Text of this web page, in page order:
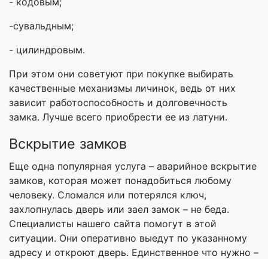
-сувальдным;
- цилиндровым.
При этом они советуют при покупке выбирать
качественные механизмы личинок, ведь от них
зависит работоспособность и долговечность
замка. Лучше всего приобрести ее из латуни.
Вскрытие замков
Еще одна популярная услуга – аварийное вскрытие
замков, которая может понадобиться любому
человеку. Сломался или потерялся ключ,
захлопнулась дверь или заел замок – не беда.
Специалисты нашего сайта помогут в этой
ситуации. Они оперативно выедут по указанному
адресу и откроют дверь. Единственное что нужно –